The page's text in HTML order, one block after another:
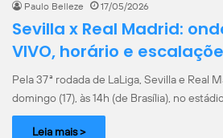
Paulo Belleze 17/05/2026
Sevilla x Real Madrid:
VIVO, horário e
Pela 37ª rodada de LaLiga, Sevilla e Real
domingo (17), às 14h (de Brasília), no
Leia mais >